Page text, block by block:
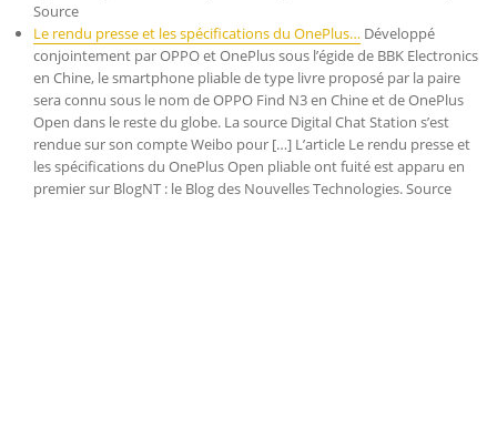
Source
Le rendu presse et les spécifications du OnePlus… Développé
conjointement par OPPO et OnePlus sous l’égide de BBK Electronics
en Chine, le smartphone pliable de type livre proposé par la paire
sera connu sous le nom de OPPO Find N3 en Chine et de OnePlus
Open dans le reste du globe. La source Digital Chat Station s’est
rendue sur son compte Weibo pour […] L’article Le rendu presse et
les spécifications du OnePlus Open pliable ont fuité est apparu en
premier sur BlogNT : le Blog des Nouvelles Technologies. Source